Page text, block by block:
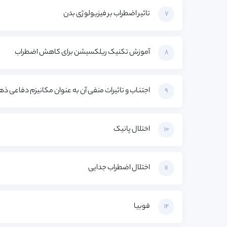
7 تاثیر اضطراب بر فیزیولوژی بدن
8 آموزش تکنیک ریلکسیشن برای کاهش اضطراب
9 اجتناب و تاثیرات منفی آن به عنوان مکانیزم دفاعی
10 اختلال پانیک
11 اختلال اضطراب جدایی
12 فوبیا